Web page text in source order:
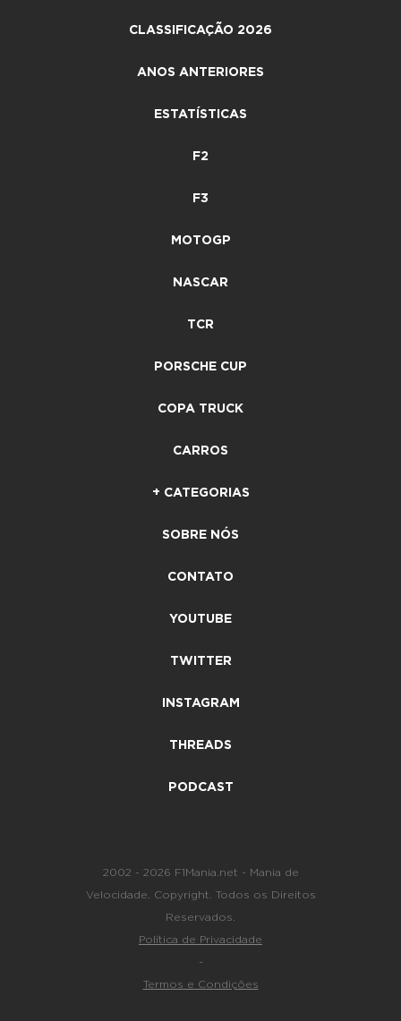
CLASSIFICAÇÃO 2026
ANOS ANTERIORES
ESTATÍSTICAS
F2
F3
MOTOGP
NASCAR
TCR
PORSCHE CUP
COPA TRUCK
CARROS
+ CATEGORIAS
SOBRE NÓS
CONTATO
YOUTUBE
TWITTER
INSTAGRAM
THREADS
PODCAST
2002 - 2026 F1Mania.net - Mania de
Velocidade. Copyright. Todos os Direitos
Reservados.
Política de Privacidade
-
Termos e Condições